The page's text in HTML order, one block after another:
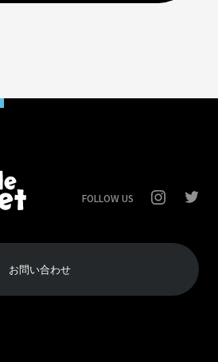
FOLLOW US
お問い合わせ